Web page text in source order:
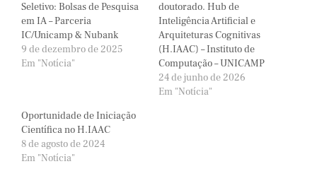
Seletivo: Bolsas de Pesquisa
em IA – Parceria
IC/Unicamp & Nubank
9 de dezembro de 2025
Em "Notícia"
doutorado. Hub de
Inteligência Artificial e
Arquiteturas Cognitivas
(H.IAAC) – Instituto de
Computação – UNICAMP
24 de junho de 2026
Em "Notícia"
Oportunidade de Iniciação
Científica no H.IAAC
8 de agosto de 2024
Em "Notícia"